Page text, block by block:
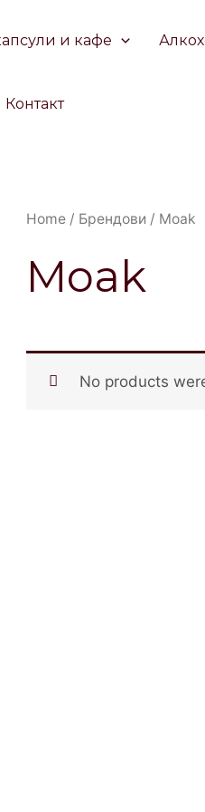
и кафе
Контакт
Home/ Брендови / Moak
Moak
No products